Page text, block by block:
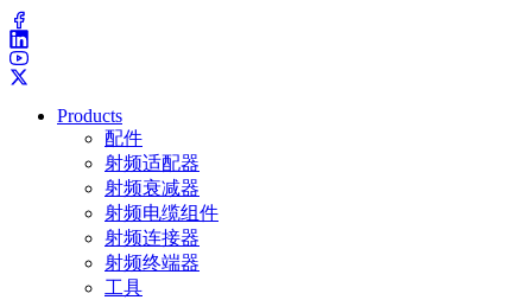
Products
配件
射频适配器
射频衰减器
射频电缆组件
射频连接器
射频终端器
工具